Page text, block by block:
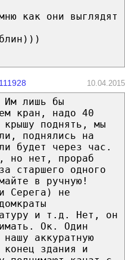
как они выглядят
10.04.2015
Им лишь бы
кран, надо 40
поднять, мы
поднялись на
будет через час.
но нет, прораб
старшего одного
в ручную!
Серега) не
и т.д. Нет, он
Ок. Один
аккуратную
здания и